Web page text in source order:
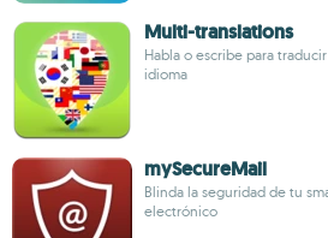
Multi-translations
Habla o escribe para
idioma
mySecureMail
Blinda la seguridad de tu
electrónico